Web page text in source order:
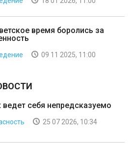
время боролись за
09 11 2025, 11:00
себя непредсказуемо
25 07 2026, 10:34